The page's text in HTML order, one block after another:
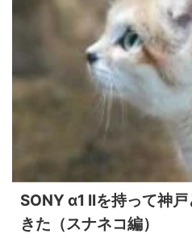
SONY α1 IIを持って神
きた（スナネコ編）